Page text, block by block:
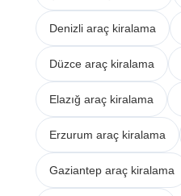
Denizli araç kiralama
Düzce araç kiralama
Elazığ araç kiralama
Erzurum araç kiralama
Gaziantep araç kiralama